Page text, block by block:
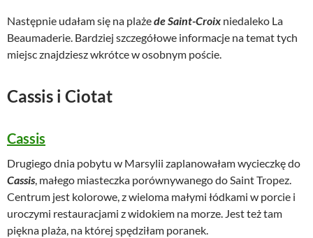
Następnie udałam się na plażede Saint-Croix niedaleko La
Beaumaderie. Bardziej szczegółowe informacje na temat tych
miejsc znajdziesz wkrótce w osobnym poście.
Cassis i Ciotat
Cassis
Drugiego dnia pobytu w Marsylii zaplanowałam wycieczkę do
Cassis, małego miasteczka porównywanego do Saint Tropez.
Centrum jest kolorowe, z wieloma małymi łódkami w porcie i
uroczymi restauracjami z widokiem na morze. Jest też tam
piękna plaża, na której spędziłam poranek.